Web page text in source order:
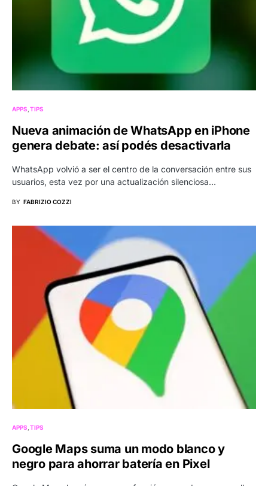
APPS TIPS
Nueva animación de WhatsApp en iPhone
genera debate: así podés desactivarla
WhatsApp volvió a ser el centro de la conversación entre sus
usuarios, esta vez por una actualización silenciosa…
BY FABRIZIO COZZI
APPS TIPS
Google Maps suma un modo blanco y
negro para ahorrar batería en Pixel